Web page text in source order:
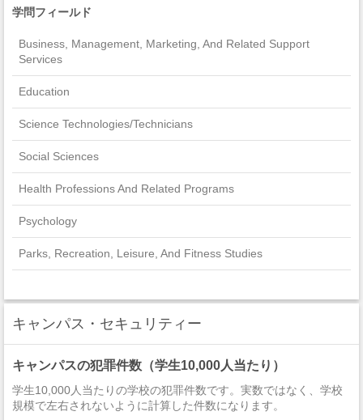
学問フィールド
Business, Management, Marketing, And Related Support
Services
Education
Science Technologies/Technicians
Social Sciences
Health Professions And Related Programs
Psychology
Parks, Recreation, Leisure, And Fitness Studies
Visual And Performing Arts
Protective Services
Biological And Biomedical Sciences
キャンパス・セキュリティー
キャンパスの犯罪件数（学生10,000人当たり）
学生10,000人当たりの学校の犯罪件数です。実数ではなく、学校
規模で左右されないように計算した件数になります。